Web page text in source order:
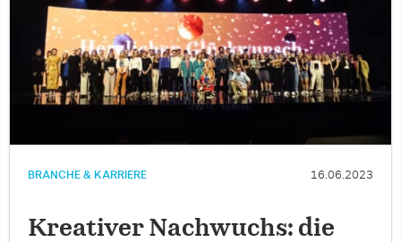
BRANCHE & KARRIERE 16.06.2023
Kreativer Nachwuchs: die